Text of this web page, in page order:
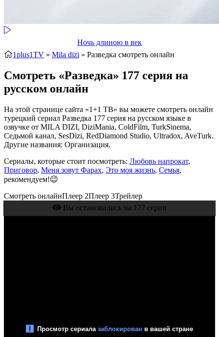
Ночь длиною в век
1plus1TV » Mila dizi » Разведка смотреть онлайн
Смотреть «Разведка» 177 серия на
русском онлайн
На этой странице сайта «1+1 ТВ» вы можете смотреть онлайн
турецкий сериал Разведка 177 серия на русском языке в
озвучке от MILA DIZI, DiziMania, ColdFilm, TurkSinema,
Седьмой канал, SesDizi, RedDiamond Studio, Ultradox, AveTurk.
Другие названия: Организация.
Сериалы, которые стоит посмотреть: Любовь напрокат,
Приговор, Меня зовут Фарах, Это моя жизнь, Семья,
рекомендуем!😉
Смотреть онлайнПлеер 2Плеер 3Трейлер
Вы остановились на 177 серии